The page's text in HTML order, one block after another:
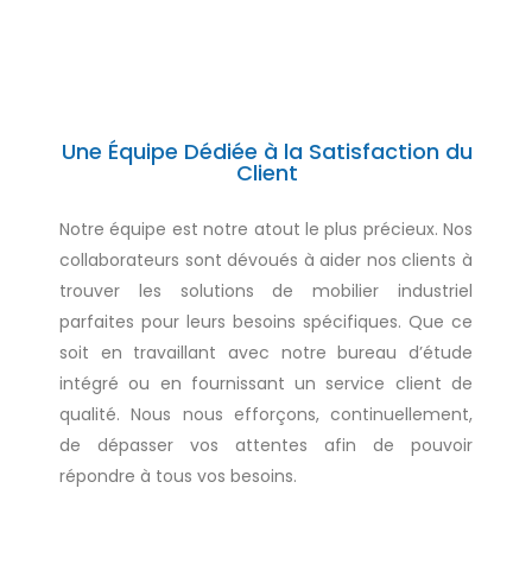
Une Équipe Dédiée à la Satisfaction du
Client
Notre équipe est notre atout le plus précieux. Nos
collaborateurs sont dévoués à aider nos clients à
trouver les solutions de mobilier industriel
parfaites pour leurs besoins spécifiques. Que ce
soit en travaillant avec notre bureau d’étude
intégré ou en fournissant un service client de
qualité. Nous nous efforçons, continuellement,
de dépasser vos attentes afin de pouvoir
répondre à tous vos besoins.